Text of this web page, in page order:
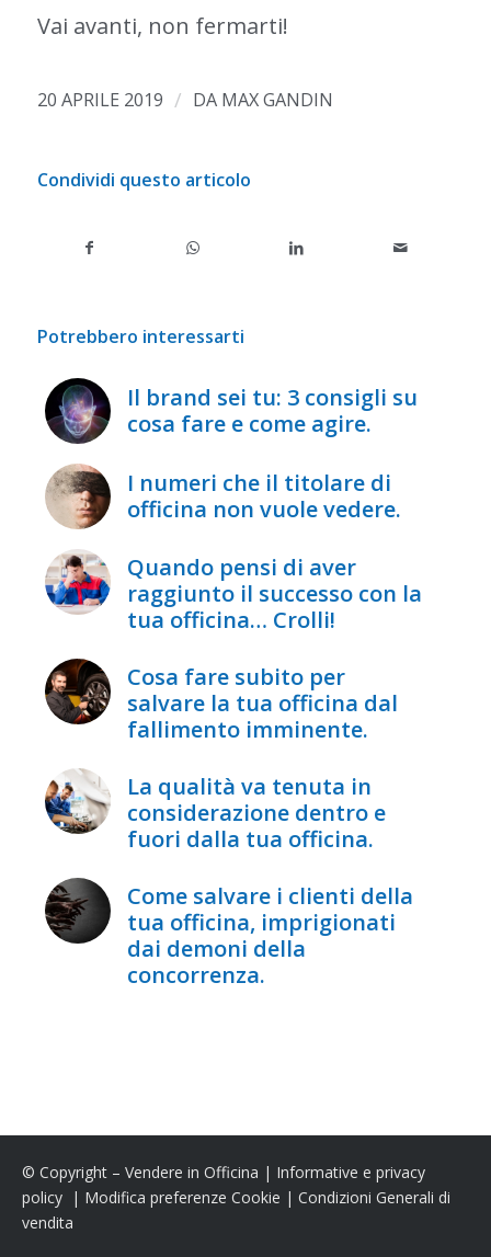
Vai avanti, non fermarti!
20 APRILE 2019 / DA MAX GANDIN
Condividi questo articolo
Potrebbero interessarti
Il brand sei tu: 3 consigli su
cosa fare e come agire.
I numeri che il titolare di
officina non vuole vedere.
Quando pensi di aver
raggiunto il successo con la
tua officina… Crolli!
Cosa fare subito per
salvare la tua officina dal
fallimento imminente.
La qualità va tenuta in
considerazione dentro e
fuori dalla tua officina.
Come salvare i clienti della
tua officina, imprigionati
dai demoni della
concorrenza.
© Copyright – Vendere in Officina | Informative e privacy
policy | Modifica preferenze Cookie | Condizioni Generali di
vendita